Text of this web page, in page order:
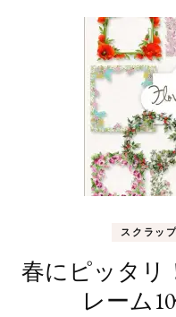
スクラッ
春にピッタリ
レーム